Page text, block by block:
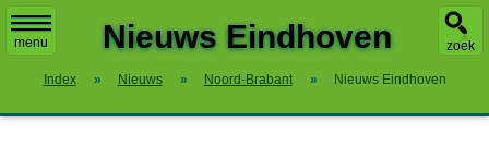
menu zoek
Nieuws Eindhoven
Index » Nieuws » Noord-Brabant » Nieuws Eindhoven